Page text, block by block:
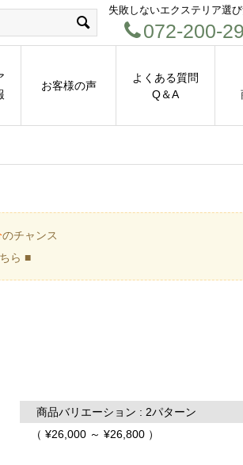
失敗しないエクステリア選
072-200-
お客様の声
よくある質問
Q＆A
のチャンス
ら ■
商品バリエーション : 2パターン
（ ¥26,000 ～ ¥26,800 ）